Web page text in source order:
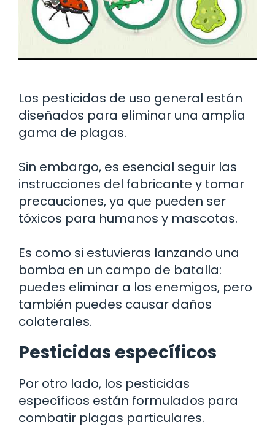
Los pesticidas de uso general están
diseñados para eliminar una amplia
gama de plagas.
Sin embargo, es esencial seguir las
instrucciones del fabricante y tomar
precauciones, ya que pueden ser
tóxicos para humanos y mascotas.
Es como si estuvieras lanzando una
bomba en un campo de batalla:
puedes eliminar a los enemigos, pero
también puedes causar daños
colaterales.
Pesticidas específicos
Por otro lado, los pesticidas
específicos están formulados para
combatir plagas particulares.